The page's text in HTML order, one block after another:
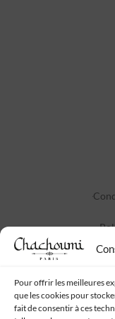
Pour offrir les meilleures
que les cookies pour
fait de consentir à ces